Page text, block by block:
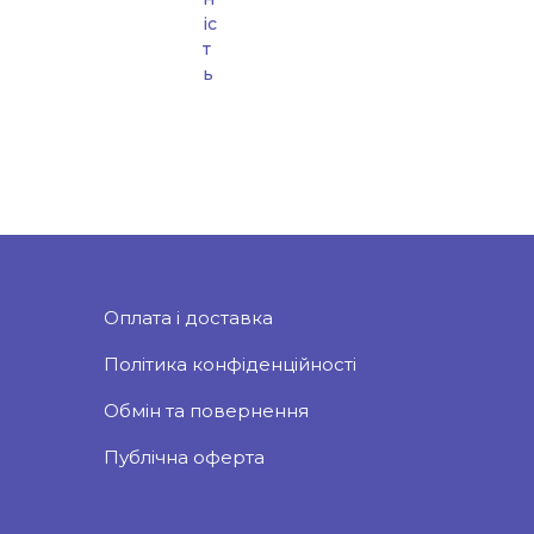
іс
т
ь
Оплата і доставка
Політика конфіденційності
Обмін та повернення
Публічна оферта